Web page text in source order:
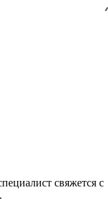
свяжется с